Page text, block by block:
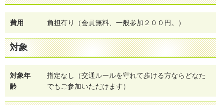
費用 負担有り（会員無料、一般参加２００円。）
対象
対象年
齢
指定なし（交通ルールを守れて歩ける方ならどなた
でもご参加いただけます）